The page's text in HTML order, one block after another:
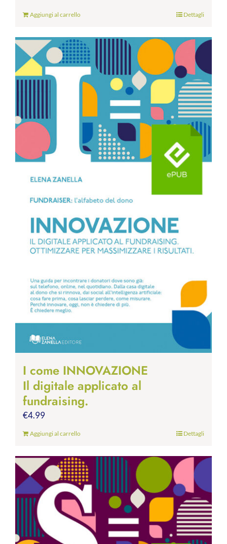
Aggiungi al carrello Dettagli
I come INNOVAZIONE
Il digitale applicato al
fundraising.
€4.99
Aggiungi al carrello Dettagli